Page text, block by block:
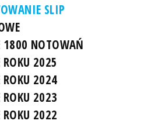
SLIP
1800 NOTOWAŃ
2025
ROKU 2024
2023
2022